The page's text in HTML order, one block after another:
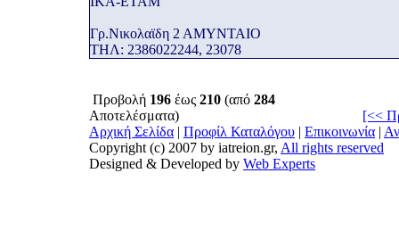
Γρ.Νικολαϊδη 2 ΑΜΥΝΤΑΙΟ
THΛ: 2386022244, 23078
Προβολή 196 έως 210 (από 284
Αποτελέσματα)
[<<
Αρχική Σελίδα | Προφίλ Καταλόγου | Επικοινωνία |
Copyright (c) 2007 by iatreion.gr, All rights reserved
Designed & Developed by Web Experts